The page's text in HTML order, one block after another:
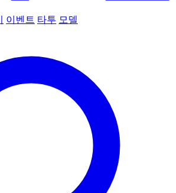
이벤트 타투 모델